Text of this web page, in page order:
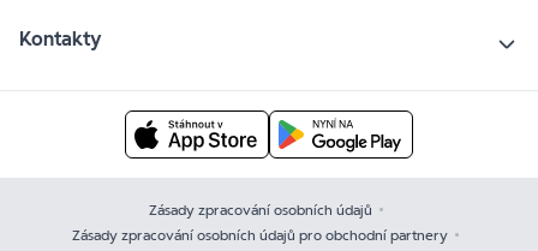
Kontakty
Zásady zpracování osobních údajů
Zásady zpracování osobních údajů pro obchodní partnery